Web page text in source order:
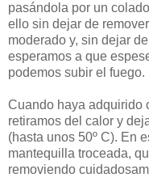
pasándola por un
ello sin dejar de
moderado y, sin dejar
esperamos a que
podemos subir el fuego.
Cuando haya adquirido
retiramos del calor y
(hasta unos 50º C). En
mantequilla troceada,
removiendo